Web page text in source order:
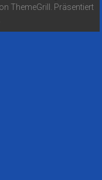
ThemeGrill. Präsentiert